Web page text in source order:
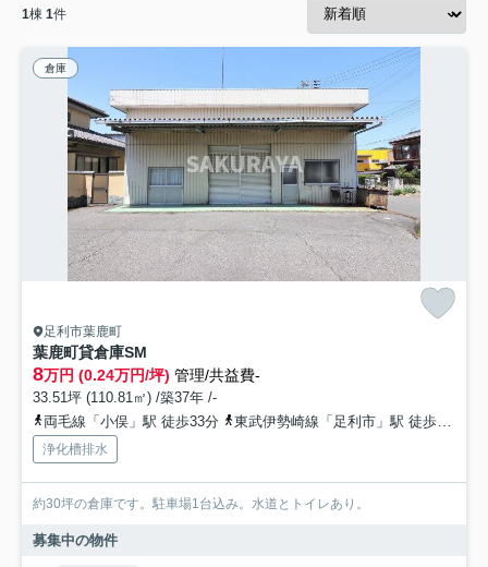
1棟 1件
倉庫
足利市葉鹿町
葉鹿町貸倉庫SM
8万円 (0.24万円/坪) 管理/共益費-
33.51坪 (110.81㎡) /築37年 /-
両毛線「小俣」駅 徒歩33分
東武伊勢崎線「足利市」駅 徒歩90分
浄化槽排水
約30坪の倉庫です。駐車場1台込み。水道とトイレあり。
募集中の物件